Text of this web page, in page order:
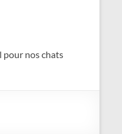
pour nos chats